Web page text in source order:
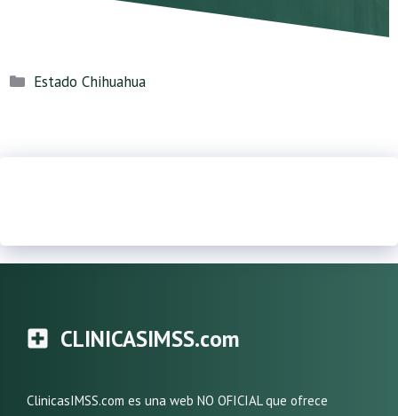
Categorías
Estado Chihuahua
CLINICASIMSS.com
ClinicasIMSS.com es una web NO OFICIAL que ofrece